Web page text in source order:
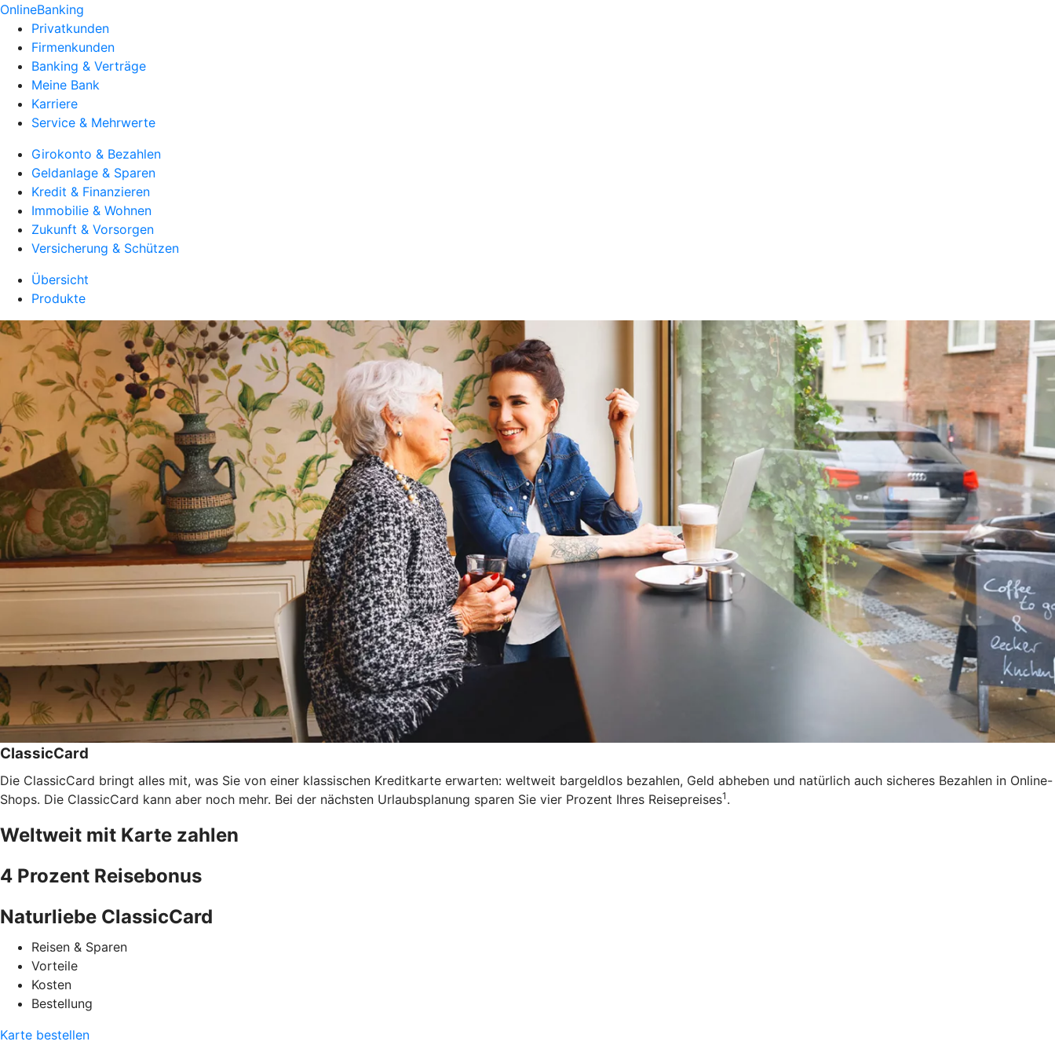
OnlineBanking
Privatkunden
Firmenkunden
Banking & Verträge
Meine Bank
Karriere
Service & Mehrwerte
Girokonto & Bezahlen
Geldanlage & Sparen
Kredit & Finanzieren
Immobilie & Wohnen
Zukunft & Vorsorgen
Versicherung & Schützen
Übersicht
Produkte
ClassicCard
Die ClassicCard bringt alles mit, was Sie von einer klassischen Kreditkarte erwarten: weltweit bargeldlos bezahlen, Geld abheben und natürlich auch sicheres Bezahlen in Online-
Shops. Die ClassicCard kann aber noch mehr. Bei der nächsten Urlaubsplanung sparen Sie vier Prozent Ihres Reisepreises1 .
Weltweit mit Karte zahlen
4 Prozent Reisebonus
Naturliebe ClassicCard
Reisen & Sparen
Vorteile
Kosten
Bestellung
Karte bestellen